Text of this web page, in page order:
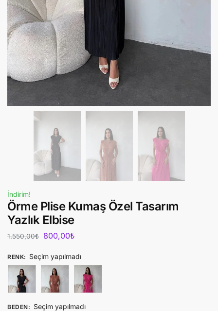
İndirim!
Örme Plise Kumaş Özel Tasarım
Yazlık Elbise
1.550,00₺ 800,00₺
RENK: Seçim yapılmadı
BEDEN: Seçim yapılmadı